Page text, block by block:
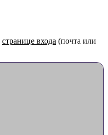
странице входа (почта или